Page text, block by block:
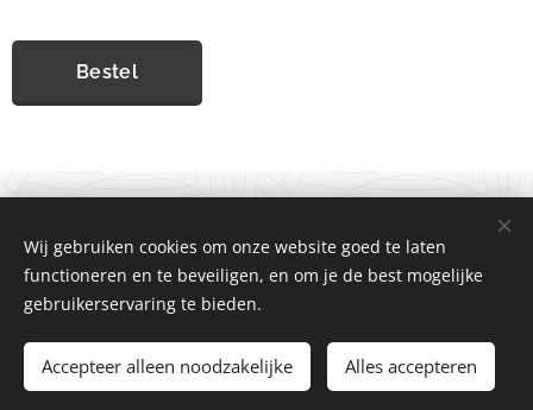
Bestel
Vertrouwenswerk. | Alle rechten voorbehouden
Cookies
Wij gebruiken cookies om onze website goed te laten
functioneren en te beveiligen, en om je de best mogelijke
gebruikerservaring te bieden.
Accepteer alleen noodzakelijke Alles accepteren